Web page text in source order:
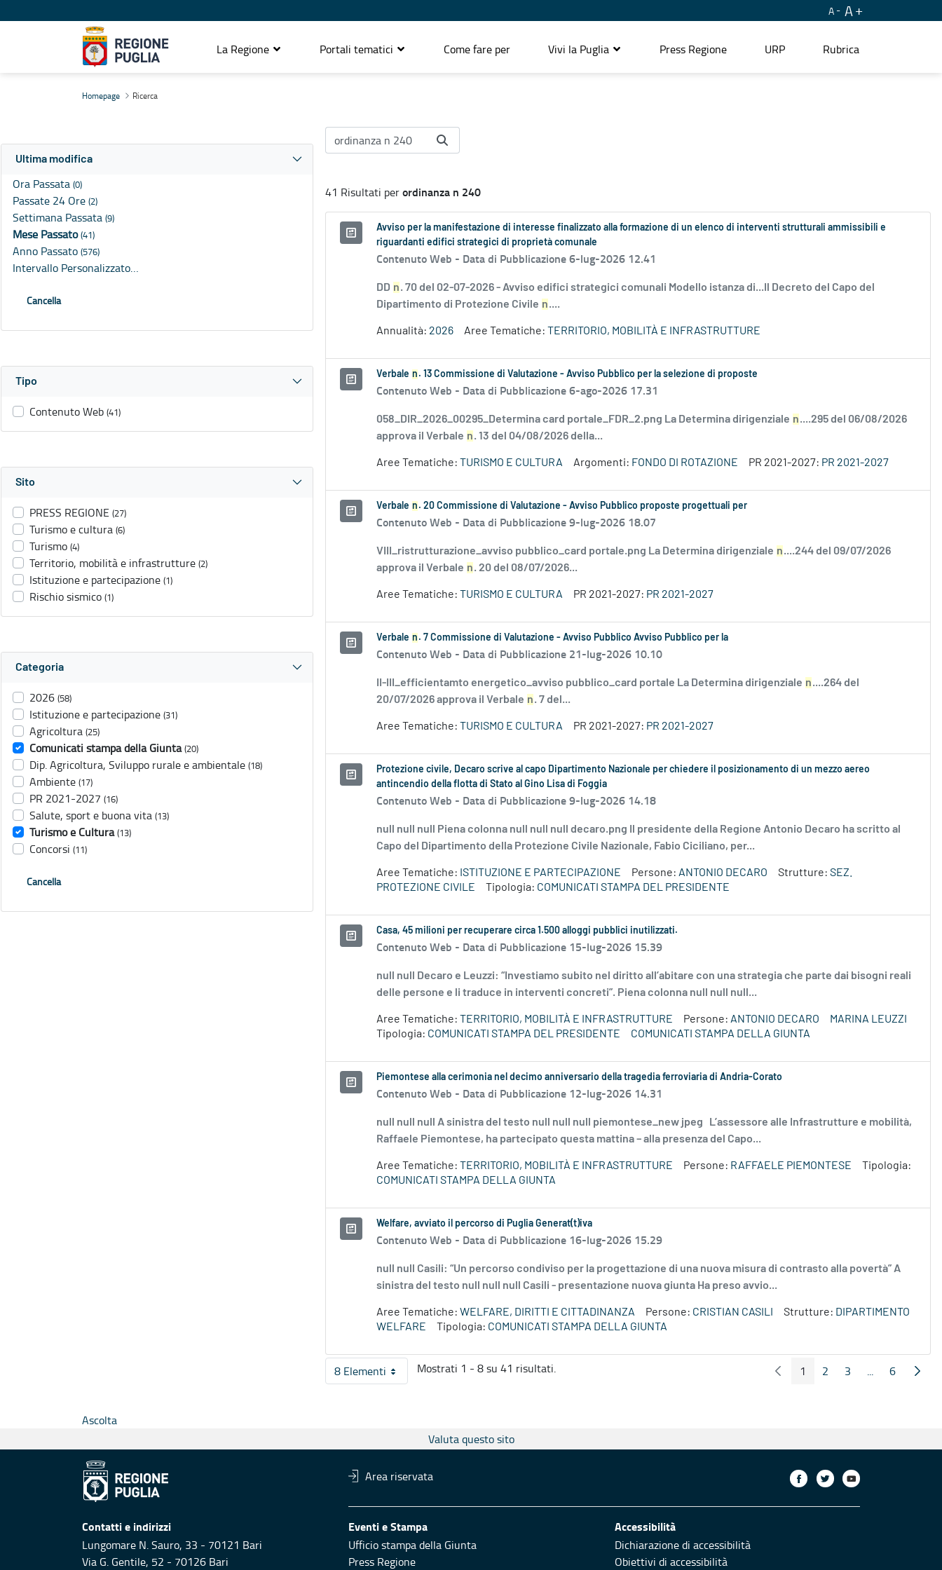
A A
La Regione Portali tematici Come fare per Vivi la Puglia Press Regione URP Rubrica
Homepage Ricerca
Ultima modifica
Ora Passata (0)
Passate 24 Ore (2)
Settimana Passata (9)
Mese Passato(41)
Anno Passato (576)
Intervallo Personalizzato…
Cancella
Tipo
Contenuto Web (41)
Sito
PRESS REGIONE (27)
Turismo e cultura (6)
Turismo (4)
Territorio, mobilità e infrastrutture (2)
Istituzione e partecipazione (1)
Rischio sismico (1)
Categoria
2026 (58)
Istituzione e partecipazione (31)
Agricoltura (25)
Comunicati stampa della Giunta (20)
Dip. Agricoltura, Sviluppo rurale e ambientale (18)
Ambiente (17)
PR 2021-2027 (16)
Salute, sport e buona vita (13)
Turismo e Cultura (13)
Concorsi (11)
Cancella
41 Risultati perordinanza n 240
Avviso per la manifestazione di interesse finalizzato alla formazione di un elenco di interventi strutturali ammissibili e
riguardanti edifici strategici di proprietà comunale
Contenuto Web - Data di Pubblicazione 6-lug-2026 12.41
DD n. 70 del 02-07-2026 - Avviso edifici strategici comunali Modello istanza di...Il Decreto del Capo del
Dipartimento di Protezione Civile n....
Annualità: 2026 Aree Tematiche: TERRITORIO, MOBILITÀ E INFRASTRUTTURE
Verbale n . 13 Commissione di Valutazione - Avviso Pubblico per la selezione di proposte
Contenuto Web - Data di Pubblicazione 6-ago-2026 17.31
058_DIR_2026_00295_Determina card portale_FDR_2.png La Determina dirigenziale n....295 del 06/08/2026
approva il Verbale n. 13 del 04/08/2026 della...
Aree Tematiche: TURISMO E CULTURA Argomenti: FONDO DI ROTAZIONE PR 2021-2027: PR 2021-2027
Verbale n . 20 Commissione di Valutazione - Avviso Pubblico proposte progettuali per
Contenuto Web - Data di Pubblicazione 9-lug-2026 18.07
VIII_ristrutturazione_avviso pubblico_card portale.png La Determina dirigenziale n....244 del 09/07/2026
approva il Verbale n. 20 del 08/07/2026...
Aree Tematiche: TURISMO E CULTURA PR 2021-2027: PR 2021-2027
Verbale n . 7 Commissione di Valutazione - Avviso Pubblico Avviso Pubblico per la
Contenuto Web - Data di Pubblicazione 21-lug-2026 10.10
II-III_efficientamto energetico_avviso pubblico_card portale La Determina dirigenziale n....264 del
20/07/2026 approva il Verbale n. 7 del...
Aree Tematiche: TURISMO E CULTURA PR 2021-2027: PR 2021-2027
Protezione civile, Decaro scrive al capo Dipartimento Nazionale per chiedere il posizionamento di un mezzo aereo
antincendio della flotta di Stato al Gino Lisa di Foggia
Contenuto Web - Data di Pubblicazione 9-lug-2026 14.18
null null null Piena colonna null null null decaro.png Il presidente della Regione Antonio Decaro ha scritto al
Capo del Dipartimento della Protezione Civile Nazionale, Fabio Ciciliano, per...
Aree Tematiche: ISTITUZIONE E PARTECIPAZIONE Persone: ANTONIO DECARO Strutture: SEZ.
PROTEZIONE CIVILE
Tipologia: COMUNICATI STAMPA DEL PRESIDENTE
Casa, 45 milioni per recuperare circa 1.500 alloggi pubblici inutilizzati.
Contenuto Web - Data di Pubblicazione 15-lug-2026 15.39
null null Decaro e Leuzzi: “Investiamo subito nel diritto all’abitare con una strategia che parte dai bisogni reali
delle persone e li traduce in interventi concreti”. Piena colonna null null null...
Aree Tematiche: TERRITORIO, MOBILITÀ E INFRASTRUTTURE Persone: ANTONIO DECARO
MARINA LEUZZI
Tipologia: COMUNICATI STAMPA DEL PRESIDENTE COMUNICATI STAMPA DELLA GIUNTA
Piemontese alla cerimonia nel decimo anniversario della tragedia ferroviaria di Andria-Corato
Contenuto Web - Data di Pubblicazione 12-lug-2026 14.31
null null null A sinistra del testo null null null piemontese_new jpeg L’assessore alle Infrastrutture e mobilità,
Raffaele Piemontese, ha partecipato questa mattina – alla presenza del Capo...
Aree Tematiche: TERRITORIO, MOBILITÀ E INFRASTRUTTURE Persone: RAFFAELE PIEMONTESE
Tipologia:
COMUNICATI STAMPA DELLA GIUNTA
Welfare, avviato il percorso di Puglia Generat(t)iva
Contenuto Web - Data di Pubblicazione 16-lug-2026 15.29
null null Casili: “Un percorso condiviso per la progettazione di una nuova misura di contrasto alla povertà” A
sinistra del testo null null null Casili - presentazione nuova giunta Ha preso avvio...
Aree Tematiche: WELFARE, DIRITTI E CITTADINANZA Persone: CRISTIAN CASILI Strutture: DIPARTIMENTO
WELFARE
Tipologia: COMUNICATI STAMPA DELLA GIUNTA
8 ElementiPer pagina
Mostrati 1 - 8 su 41 risultati. Pagina Precedente
Pagina
1 Pagina
2 Pagina
3 ...
PaginePagina
6
Ascolta
Valuta questo sito
Area riservata
Contatti e indirizzi
Lungomare N. Sauro, 33 - 70121 Bari
Via G. Gentile, 52 - 70126 Bari
Eventi e Stampa
Ufficio stampa della Giunta
Press Regione
Accessibilità
Dichiarazione di accessibilità
Obiettivi di accessibilità